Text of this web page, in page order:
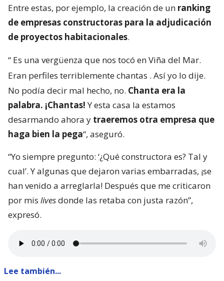
Entre estas, por ejemplo, la creación de un ranking
de empresas constructoras para la adjudicación
de proyectos habitacionales.
“ Es una vergüenza que nos tocó en Viña del Mar.
Eran perfiles terriblemente chantas . Así yo lo dije.
No podía decir mal hecho, no. Chanta era la
palabra. ¡Chantas!Y esta casa la estamos
desarmando ahora y traeremos otra empresa que
haga bien la pega“, aseguró.
“Yo siempre pregunto: ‘¿Qué constructora es? Tal y
cual’. Y algunas que dejaron varias embarradas, ¡se
han venido a arreglarla! Después que me criticaron
por mis livesdonde las retaba con justa razón”,
expresó.
Lee también...